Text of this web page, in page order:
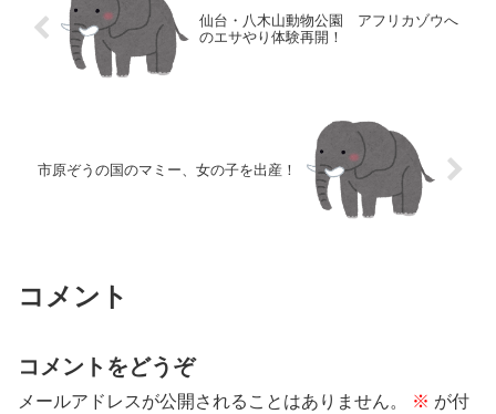
仙台・八木山動物公園 アフリカゾウへ
のエサやり体験再開！
市原ぞうの国のマミー、女の子を出産！
コメント
コメントをどうぞ
メールアドレスが公開されることはありません。 ※ が付